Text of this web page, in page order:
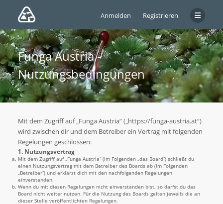
Anmelden Registrieren
Funga Austria -
Nutzungsbedingungen
Mit dem Zugriff auf „Funga Austria“ („https://funga-austria.at“)
wird zwischen dir und dem Betreiber ein Vertrag mit folgenden
Regelungen geschlossen:
1. Nutzungsvertrag
Mit dem Zugriff auf „Funga Austria“ (im Folgenden „das Board“) schließt du
einen Nutzungsvertrag mit dem Betreiber des Boards ab (im Folgenden
„Betreiber“) und erklärst dich mit den nachfolgenden Regelungen
einverstanden.
Wenn du mit diesen Regelungen nicht einverstanden bist, so darfst du das
Board nicht weiter nutzen. Für die Nutzung des Boards gelten jeweils die an
dieser Stelle veröffentlichten Regelungen.